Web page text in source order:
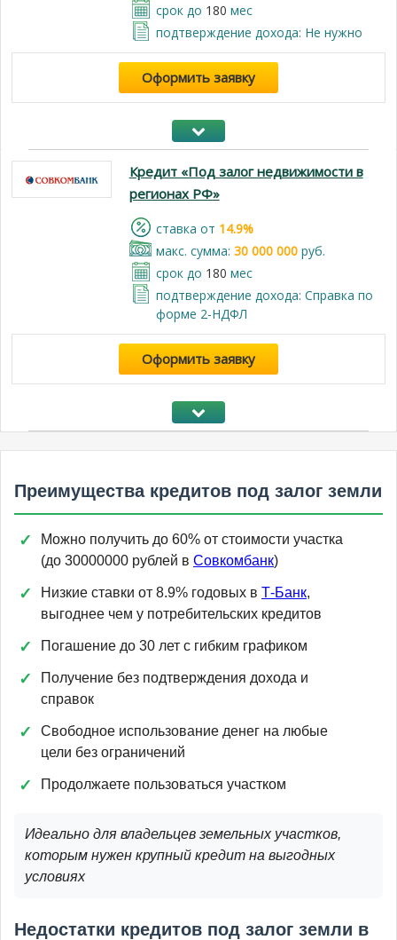
срок до 180 мес
подтверждение дохода: Не нужно
Оформить заявку
Кредит «Под залог недвижимости в
регионах РФ»
cтавка от 14.9%
макс. сумма: 30 000 000руб.
срок до 180 мес
подтверждение дохода: Справка по
форме 2-НДФЛ
Оформить заявку
Преимущества кредитов под залог земли
Можно получить до 60% от стоимости участка
(до 30000000 рублей в Совкомбанк)
Низкие ставки от 8.9% годовых в Т-Банк,
выгоднее чем у потребительских кредитов
Погашение до 30 лет с гибким графиком
Получение без подтверждения дохода и
справок
Свободное использование денег на любые
цели без ограничений
Продолжаете пользоваться участком
Идеально для владельцев земельных участков,
которым нужен крупный кредит на выгодных
условиях
Недостатки кредитов под залог земли в